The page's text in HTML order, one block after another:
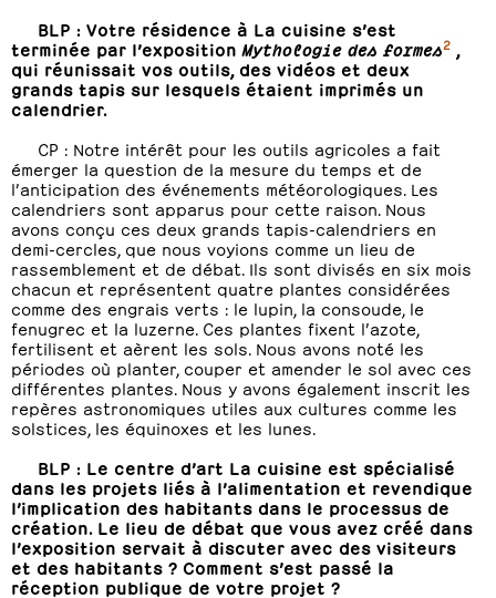
BLP : Votre résidence à La cuisine s’est
terminée par l’exposition Mythologie des formes2
qui réunissait vos outils, des vidéos et deux
grands tapis sur lesquels étaient imprimés un
calendrier.
CP : Notre intérêt pour les outils agricoles a fait
émerger la question de la mesure du temps et de
l’anticipation des événements météorologiques. Les
calendriers sont apparus pour cette raison. Nous
avons conçu ces deux grands tapis-calendriers en
demi-cercles, que nous voyions comme un lieu de
rassemblement et de débat. Ils sont divisés en six mois
chacun et représentent quatre plantes considérées
comme des engrais verts : le lupin, la consoude, le
fenugrec et la luzerne. Ces plantes fixent l’azote,
fertilisent et aèrent les sols. Nous avons noté les
périodes où planter, couper et amender le sol avec ces
différentes plantes. Nous y avons également inscrit les
repères astronomiques utiles aux cultures comme les
solstices, les équinoxes et les lunes.
BLP : Le centre d’art La cuisine est spécialisé
dans les projets liés à l’alimentation et revendique
l’implication des habitants dans le processus de
création. Le lieu de débat que vous avez créé dans
l’exposition servait à discuter avec des visiteurs
et des habitants ? Comment s’est passé la
réception publique de votre projet ?